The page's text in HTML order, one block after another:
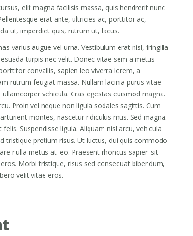
elit magna facilisis massa, quis hendrerit nunc
erat ante, ultricies ac, porttitor ac,
ut, imperdiet quis, rutrum ut, lacus.
varius augue vel urna. Vestibulum erat nisl, fringilla
turpis nec velit. Donec vitae sem a metus
convallis, sapien leo viverra lorem, a
rutrum feugiat massa. Nullam lacinia purus vitae
vehicula. Cras egestas euismod magna.
Proin vel neque non ligula sodales sagittis. Cum
montes, nascetur ridiculus mus. Sed magna.
Suspendisse ligula. Aliquam nisl arcu, vehicula
tristique pretium risus. Ut luctus, dui quis commodo
nulla metus at leo. Praesent rhoncus sapien sit
Morbi tristique, risus sed consequat bibendum,
velit vitae eros.